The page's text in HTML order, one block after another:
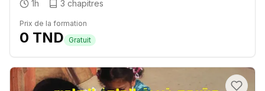
1h 3 chapitres
Prix de la formation
0 TND Gratuit